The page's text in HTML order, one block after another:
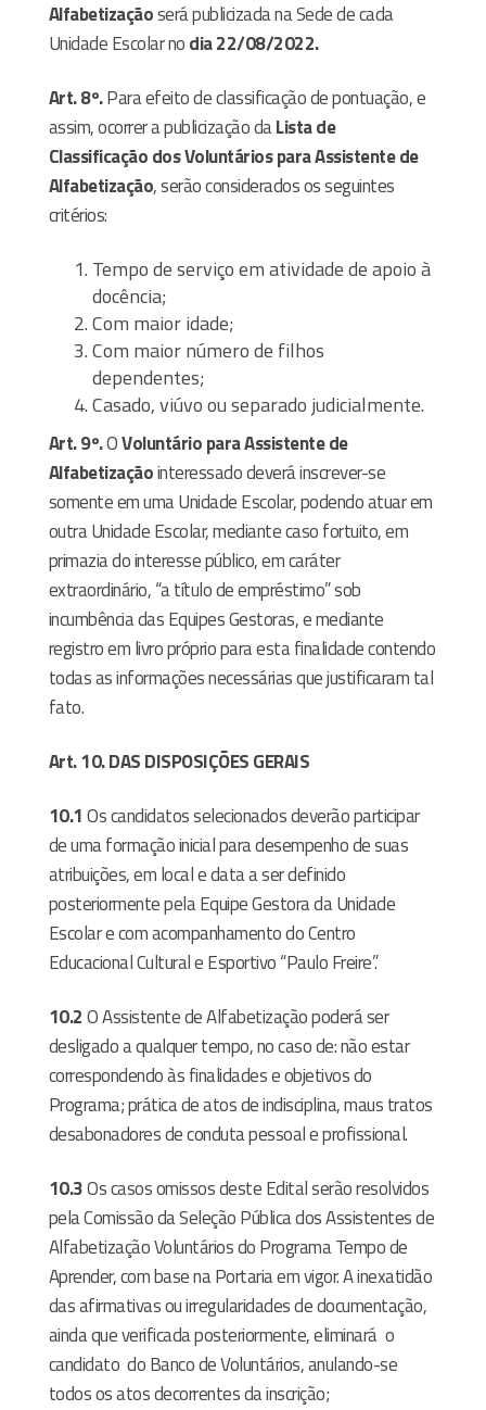
Alfabetizaçãoserá publicizada na Sede de cada
Unidade Escolar nodia 22/08/2022.
Art. 8º.Para efeito de classificação de pontuação, e
assim, ocorrer a publicização daLista de
Classificação dos Voluntários para Assistente de
Alfabetização, serão considerados os seguintes
critérios:
Tempo de serviço em atividade de apoio à
docência;
Com maior idade;
Com maior número de filhos
dependentes;
Casado, viúvo ou separado judicialmente.
Art. 9º.OVoluntário para Assistente de
Alfabetizaçãointeressado deverá inscrever-se
somente em uma Unidade Escolar, podendo atuar em
outra Unidade Escolar, mediante caso fortuito, em
primazia do interesse público, em caráter
extraordinário, “a título de empréstimo” sob
incumbência das Equipes Gestoras, e mediante
registro em livro próprio para esta finalidade contendo
todas as informações necessárias que justificaram tal
fato.
Art. 10.DAS DISPOSIÇÕES GERAIS
10.1Os candidatos selecionados deverão participar
de uma formação inicial para desempenho de suas
atribuições, em local e data a ser definido
posteriormente pela Equipe Gestora da Unidade
Escolar e com acompanhamento do Centro
Educacional Cultural e Esportivo “Paulo Freire”.
10.2O Assistente de Alfabetização poderá ser
desligado a qualquer tempo, no caso de: não estar
correspondendo às finalidades e objetivos do
Programa; prática de atos de indisciplina, maus tratos
desabonadores de conduta pessoal e profissional.
10.3Os casos omissos deste Edital serão resolvidos
pela Comissão da Seleção Pública dos Assistentes de
Alfabetização Voluntários do Programa Tempo de
Aprender, com base na Portaria em vigor. A inexatidão
das afirmativas ou irregularidades de documentação,
ainda que verificada posteriormente, eliminará o
candidato do Banco de Voluntários, anulando-se
todos os atos decorrentes da inscrição;